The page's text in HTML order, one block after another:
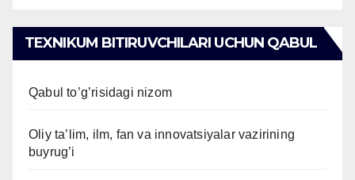
TEXNIKUM BITIRUVCHILARI UCHUN QABUL
Qabul to’g’risidagi nizom
Oliy ta’lim, ilm, fan va innovatsiyalar vazirining
buyrug’i